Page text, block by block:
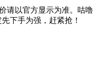
请以官方显示为准。咕噜
下手为强，赶紧抢！